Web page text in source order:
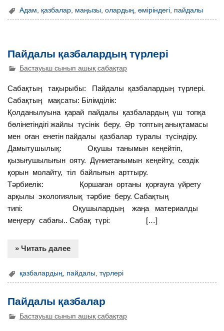
Адам, қазбалар, маңызы,олардың,өміріндегі, пайдалы
Пайдалы қазбалардың түрлері
Бастауыш сынып ашық сабақтар
Сабақтың тақырыбы: Пайдалы қазбалардың түрлері.
Сабақтың мақсаты: Білімділік:
Қолданылуына қарай пайдалы қазбалардың үш топқа
бөлінетіндігі жайлы түсінік беру. Әр топтың анықтамасы
мен оған енетін пайдалы қазбалар туралы түсіндіру.
Дамытушылық: Оқушы танымын кеңейтіп,
қызығушылығын ояту. Дүниетанымын кеңейту, сөздік
қорын молайту, тіл байлығын арттыру.
Тәрбиелік: Қоршаған ортаны қорғауға үйрету
арқылы экологиялық тәрбие беру. Сабақтың
типі: Оқушылардың жаңа материалды
меңгеру сабағы.. Сабақ түрі: […]
» Читать далее
қазбалардың пайдалы ,түрлері
Пайдалы қазбалар
Бастауыш сынып ашық сабақтар